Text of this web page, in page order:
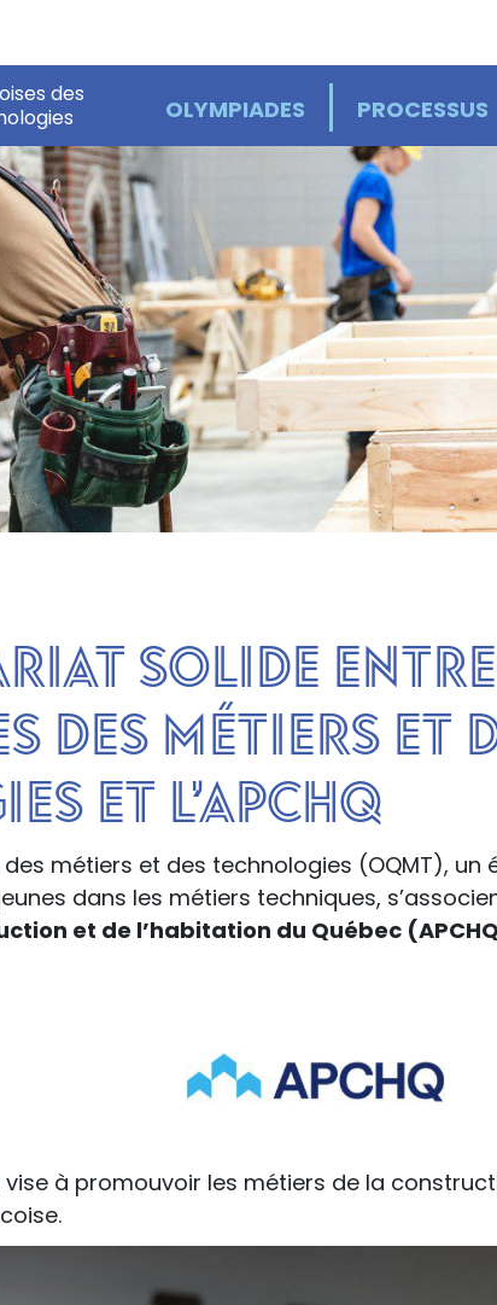
des
OLYMPIADES PROCESSUS
solide entre
des métiers et
et l’APCHQ
métiers et des technologies (OQMT),
dans les métiers techniques,
et de l’habitation du Québec
vise à promouvoir les métiers de la